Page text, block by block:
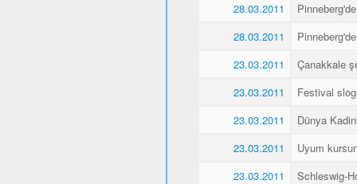
28.03.2011
28.03.2011
23.03.2011
Çanakkale
23.03.2011
Festival
23.03.2011
Dünya
23.03.2011
Uyum
23.03.2011
Schleswig-